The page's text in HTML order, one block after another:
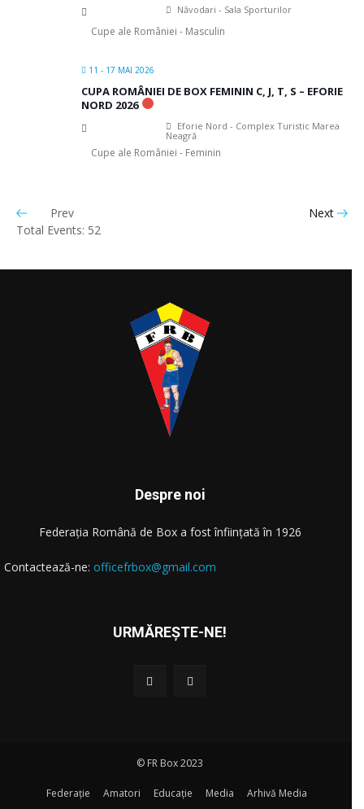
Năvodari - Sala Sporturilor
Cupe ale României - Masculin
11 - 17 MAI 2026
CUPA ROMÂNIEI DE BOX FEMININ C, J, T, S – EFORIE
NORD 2026
Eforie Nord - Complex Turistic Marea
Neagră
Cupe ale României - Feminin
Prev
Next
Total Events: 52
Despre noi
Federația Română de Box a fost înființată în 1926
Contactează-ne: officefrbox@gmail.com
URMĂREȘTE-NE!
© FR Box 2023
Federație Amatori Educație Media Arhivă Media